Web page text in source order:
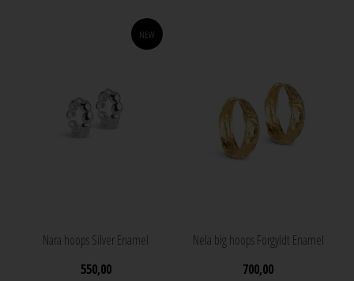
NEW
Nara hoops Silver Enamel
550,00
Nela big hoops Forgyldt Enamel
700,00